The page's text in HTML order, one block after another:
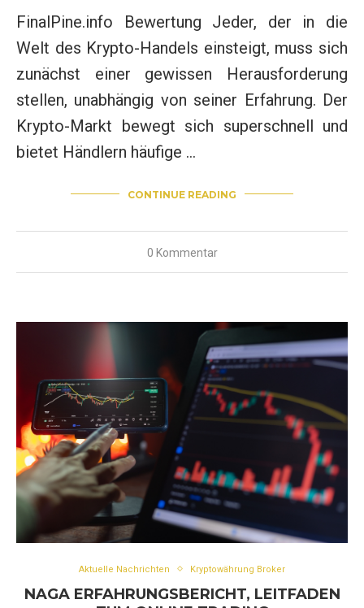
FinalPine.info Bewertung Jeder, der in die
Welt des Krypto-Handels einsteigt, muss sich
zunächst einer gewissen Herausforderung
stellen, unabhängig von seiner Erfahrung. Der
Krypto-Markt bewegt sich superschnell und
bietet Händlern häufige …
CONTINUE READING
0 Kommentar
Aktuelle Nachrichten Kryptowährung Broker
NAGA ERFAHRUNGSBERICHT, LEITFADEN